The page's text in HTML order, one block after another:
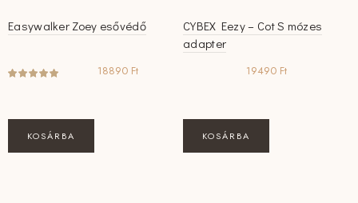
Easywalker Zoey esővédő
18890 Ft
KOSÁRBA
CYBEX Eezy – Cot S mózes
adapter
19490 Ft
KOSÁRBA